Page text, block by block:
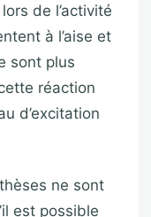
de l’activité
à l’aise et
sont plus
réaction
d’excitation
ne sont
est possible